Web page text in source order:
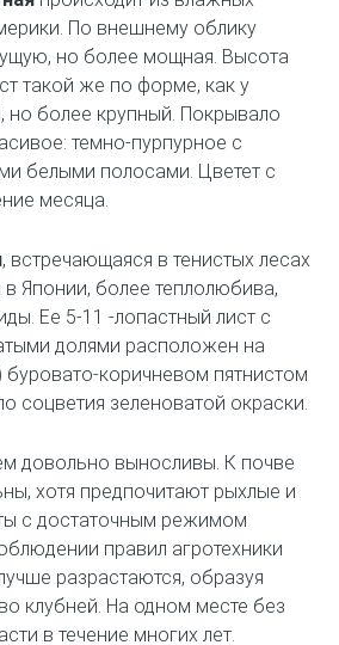
По внешнему облику
но более мощная. Высота
такой же по форме, как у
но более крупный. Покрывало
темно-пурпурное с
белыми полосами. Цветет с
месяца.
, встречающаяся в тенистых лесах
Японии, более теплолюбива,
Ее 5-11 -лопастный лист с
долями расположен на
коричневом пятнистом
соцветия зеленоватой окраски.
довольно выносливы. К почве
хотя предпочитают рыхлые и
с достаточным режимом
правил агротехники
разрастаются, образуя
клубней. На одном месте без
в течение многих лет.